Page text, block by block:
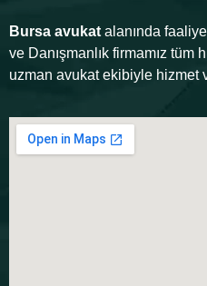
Bursa avukat alanında
ve Danışmanlık firmamız
uzman avukat ekibiyle hizmet